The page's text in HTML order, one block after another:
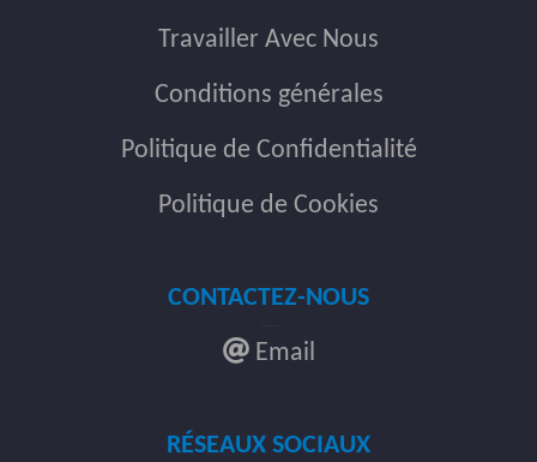
Travailler Avec Nous
Conditions générales
Politique de Confidentialité
Politique de Cookies
CONTACTEZ-NOUS
Email
RÉSEAUX SOCIAUX